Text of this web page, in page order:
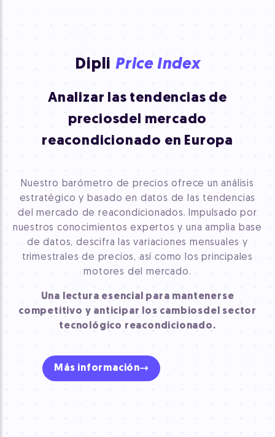
Dipli Price Index
Analizar las tendencias de
preciosdel mercado
reacondicionado en Europa
Nuestro barómetro de precios ofrece un análisis
estratégico y basado en datos de las tendencias
del mercado de reacondicionados. Impulsado por
nuestros conocimientos expertos y una amplia base
de datos, descifra las variaciones mensuales y
trimestrales de precios, así como los principales
motores del mercado.
Una lectura esencial para mantenerse
competitivo y anticipar los cambiosdel sector
tecnológico reacondicionado.
Más información